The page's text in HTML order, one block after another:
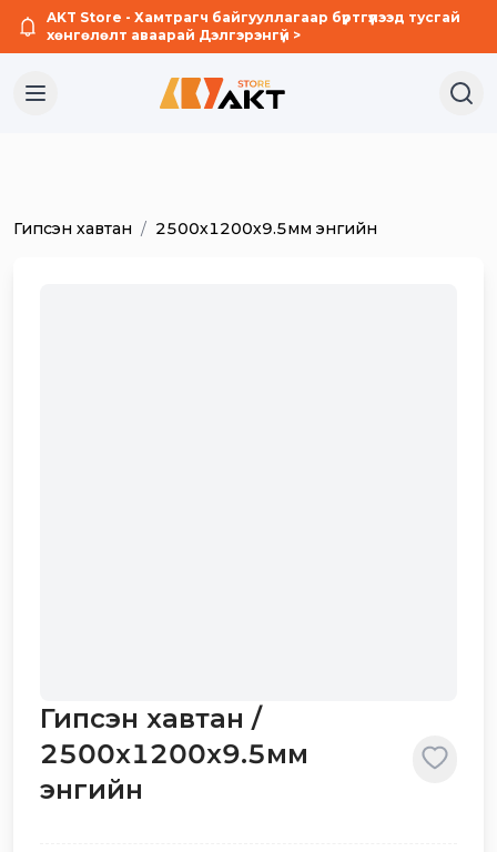
AKT Store - Хамтрагч байгууллагаар бүртгүүлээд тусгай
хөнгөлөлт аваарай Дэлгэрэнгүй >
Гипсэн хавтан / 2500х1200х9.5мм энгийн
Гипсэн хавтан /
2500х1200х9.5мм
энгийн